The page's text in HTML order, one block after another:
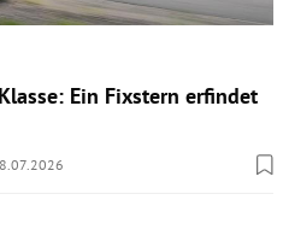
Ein Fixstern erfindet